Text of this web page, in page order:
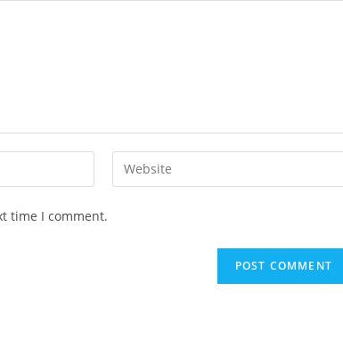
Enter
your
time I comment.